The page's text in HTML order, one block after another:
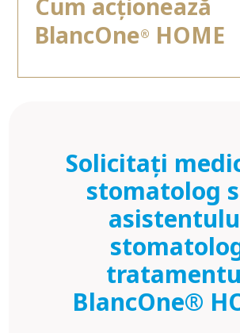
Cum acționează
BlancOne® HOME
Solicitați
stomatolog
BlancOne®